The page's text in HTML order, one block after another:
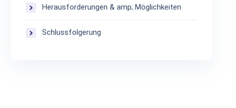
Herausforderungen & amp; Möglichkeiten
Schlussfolgerung